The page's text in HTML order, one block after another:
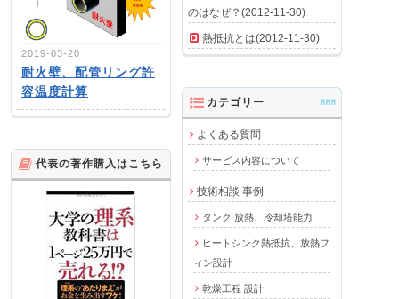
2019-03-20
耐火壁、配管リング許
容温度計算
のはなぜ？(2012-11-30)
熱抵抗とは(2012-11-30)
カテゴリー AAA
よくある質問
サービス内容について
技術相談 事例
タンク 放熱、冷却塔能力
ヒートシンク熱抵抗、放熱フ
ィン設計
乾燥工程 設計
代表の著作購入はこちら